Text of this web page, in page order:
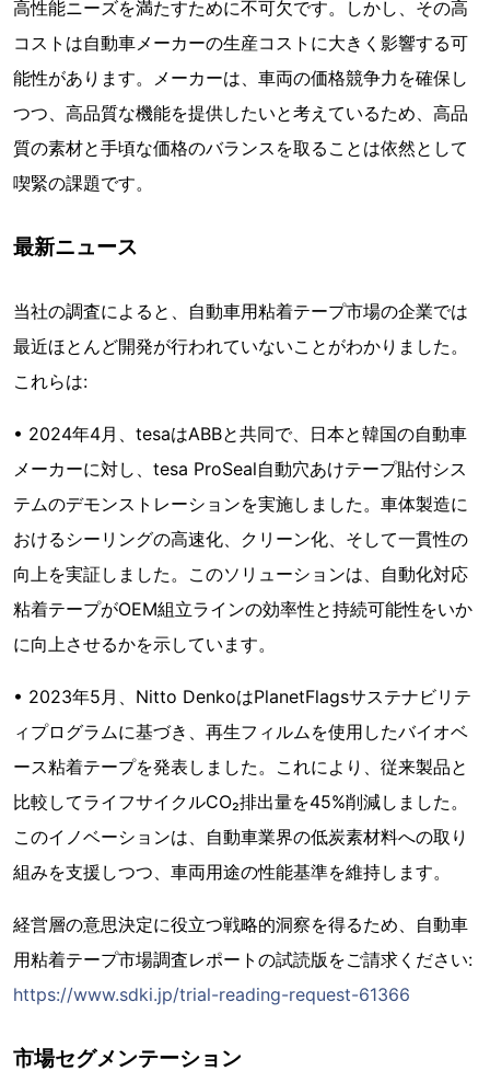
高性能ニーズを満たすために不可欠です。しかし、その高
コストは自動車メーカーの生産コストに大きく影響する可
能性があります。メーカーは、車両の価格競争力を確保し
つつ、高品質な機能を提供したいと考えているため、高品
質の素材と手頃な価格のバランスを取ることは依然として
喫緊の課題です。
最新ニュース
当社の調査によると、自動車用粘着テープ市場の企業では
最近ほとんど開発が行われていないことがわかりました。
これらは:
• 2024年4月、tesaはABBと共同で、日本と韓国の自動車
メーカーに対し、tesa ProSeal自動穴あけテープ貼付シス
テムのデモンストレーションを実施しました。車体製造に
おけるシーリングの高速化、クリーン化、そして一貫性の
向上を実証しました。このソリューションは、自動化対応
粘着テープがOEM組立ラインの効率性と持続可能性をいか
に向上させるかを示しています。
• 2023年5月、Nitto DenkoはPlanetFlagsサステナビリテ
ィプログラムに基づき、再生フィルムを使用したバイオベ
ース粘着テープを発表しました。これにより、従来製品と
比較してライフサイクルCO₂排出量を45%削減しました。
このイノベーションは、自動車業界の低炭素材料への取り
組みを支援しつつ、車両用途の性能基準を維持します。
経営層の意思決定に役立つ戦略的洞察を得るため、自動車
用粘着テープ市場調査レポートの試読版をご請求ください:
https://www.sdki.jp/trial-reading-request-61366
市場セグメンテーション